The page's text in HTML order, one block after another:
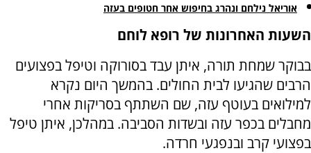
אוריאל נילחם ונהרג בחיפוש אחר חטופים בעזה
השעות האחרונות של רופא לוחם
בבוקר שמחת תורה, איתן עבד בסורוקה וטיפל בפצועים
הרבים שהגיעו לבית החולים. בהמשך היום נקרא
למילואים בעוטף עזה, שם השתתף בסריקות אחרי
מחבלים בכפר עזה ובשדות הסביבה. במהלכן, איתן טיפל
בפצועי קרב ובנפגעי חרדה.